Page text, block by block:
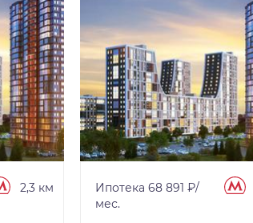
2,3 км
Ипотека 68 891 ₽/
мес.